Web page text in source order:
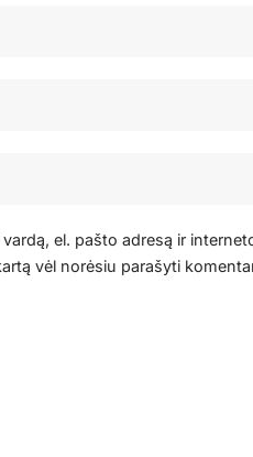
el. pašto adresą ir
vėl norėsiu parašyti